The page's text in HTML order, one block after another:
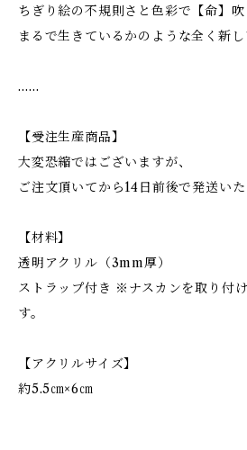
ちぎり絵の不規則さと色彩で【命】吹
まるで生きているかのような全く新し
……
【受注生産商品】
大変恐縮ではございますが、
ご注文頂いてから14日前後で発送いた
【材料】
透明アクリル（3mm厚）
ストラップ付き ※ナスカンを取り付
す。
【アクリルサイズ】
約5.5㎝×6㎝